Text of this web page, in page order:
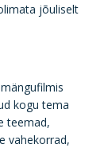
jõuliselt
kogu tema
teemad,
vahekorrad,